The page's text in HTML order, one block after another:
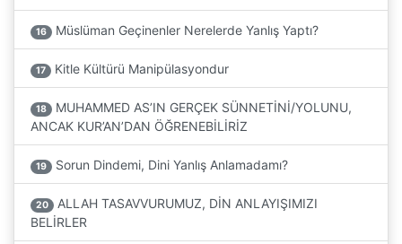
16 Müslüman Geçinenler Nerelerde Yanlış Yaptı?
17 Kitle Kültürü Manipülasyondur
18
MUHAMMED AS’IN GERÇEK SÜNNETİNİ/YOLUNU,
ANCAK KUR’AN’DAN ÖĞRENEBİLİRİZ
19 Sorun Dindemi, Dini Yanlış Anlamadamı?
20
ALLAH TASAVVURUMUZ, DİN ANLAYIŞIMIZI
BELİRLER